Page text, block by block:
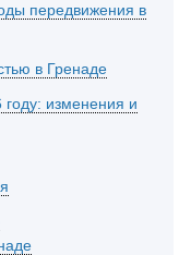
передвижения в
в Гренаде
изменения и